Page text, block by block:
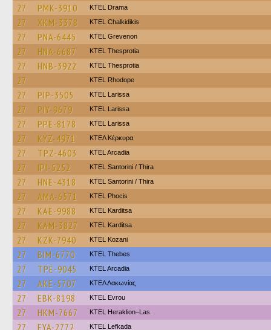
27 PMK-3910 KTEL Drama
27 XKM-3378 ΚΤΕL Chalkidikis
27 PNA-6445 ΚΤΕL Grevenon
27 HNA-6687 KTEL Thesprotia
27 HNB-3922 KTEL Thesprotia
27 KTEL Rhodope
27 PIP-3505 KTEL Larissa
27 PIY-9679 KTEL Larissa
27 PPE-8178 KTEL Larissa
27 KYZ-4971 ΚΤΕΛ Κέρκυρα
27 TPZ-4603 KTEL Arcadia
27 IPI-5252 KTEL Santorini / Thira
27 HNE-4318 KTEL Santorini / Thira
27 AMA-6571 ΚΤΕL Phocis
27 KAE-9988 ΚΤΕL Karditsa
27 KAM-3827 ΚΤΕL Karditsa
27 KZK-7940 ΚΤΕL Kozani
27 BIM-6770 KTEL Thebes
27 TPE-9045 KTEL Arcadia
27 AKE-5707 ΚΤΕΛ Λακωνίας
27 EBK-8198 KTEL Evrou
27 HKM-7667 KTEL Heraklion–Las.
27 EYA-2772 KTEL Lefkada